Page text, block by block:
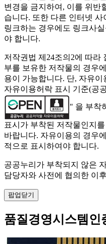
변경을 금지하여, 이를 위반
습니다. 또한 다른 인터넷
링크하는 경우에도 링크사
야 합니다.
저작권법 제24조의2에 따라
부를 보유한 저작물의 경우
용이 가능합니다. 단, 자유
자유이용허락 표시 기준(공
" 을 부착
표시가 부착된 저작물인지
바랍니다. 자유이용의 경우
적으로 표시하여야 합니다.
공공누리가 부착되지 않은
담당자와 사전에 협의한 이
팝업닫기
품질경영시스템인